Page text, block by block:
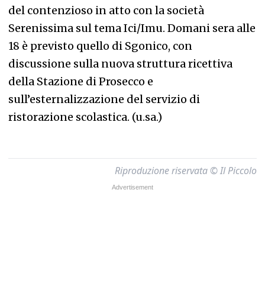
del contenzioso in atto con la società
Serenissima sul tema Ici/Imu. Domani sera alle
18 è previsto quello di Sgonico, con
discussione sulla nuova struttura ricettiva
della Stazione di Prosecco e
sull’esternalizzazione del servizio di
ristorazione scolastica. (u.sa.)
Riproduzione riservata © Il Piccolo